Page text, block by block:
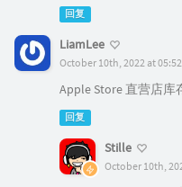
回复
LiamLee
October 10th, 2022 at
Apple Store 直营店
回复
Stille
October 10th,